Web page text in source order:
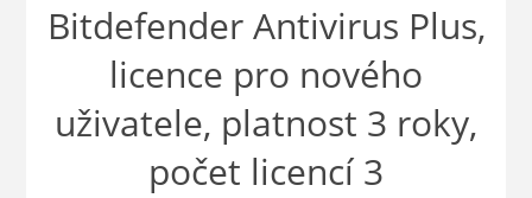
Bitdefender Antivirus Plus,
licence pro nového
uživatele, platnost 3 roky,
počet licencí 3